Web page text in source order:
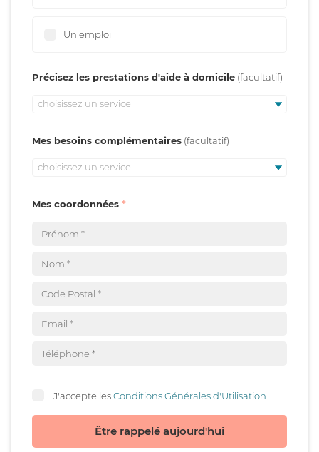
Un emploi
Précisez les prestations d'aide à domicile
choisissez un service
Mes besoins complémentaires
choisissez un service
Mes coordonnées
J'accepte lesConditions Générales d'Utilisation
Être rappelé aujourd'hui